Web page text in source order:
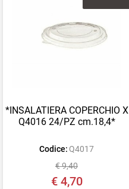
*INSALATIERA COPERCHIO X
Q4016 24/PZ cm.18,4*
Codice: Q4017
€ 9,40
€ 4,70